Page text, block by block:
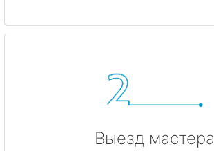
Выезд мастера